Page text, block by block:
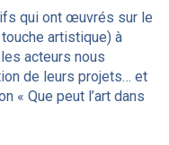
qui ont œuvrés sur le
artistique) à
acteurs nous
de leurs projets… et
« Que peut l’art dans